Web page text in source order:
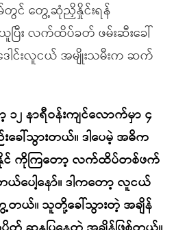
မ်တွင် တွေ့ဆုံညှိနှိုင်းရန်
ယူပြီး လက်ထိပ်ခတ် ဖမ်းဆီးခေါ်
ါင်းလူငယ် အမျိုးသမီးက ဆက်
၁၂ နာရီဝန်းကျင်လောက်မှာ ၄
ေါ်သွားတယ်။ ဒါပေမဲ့ အဓိက
းနိုင် ကိုကြတော့ လက်ထိပ်တစ်ဖက်
တယ်ပေါ့နော်။ ဒါကတော့ လူငယ်
။ သူတို့ခေါ်သွားတဲ့ အချိန်